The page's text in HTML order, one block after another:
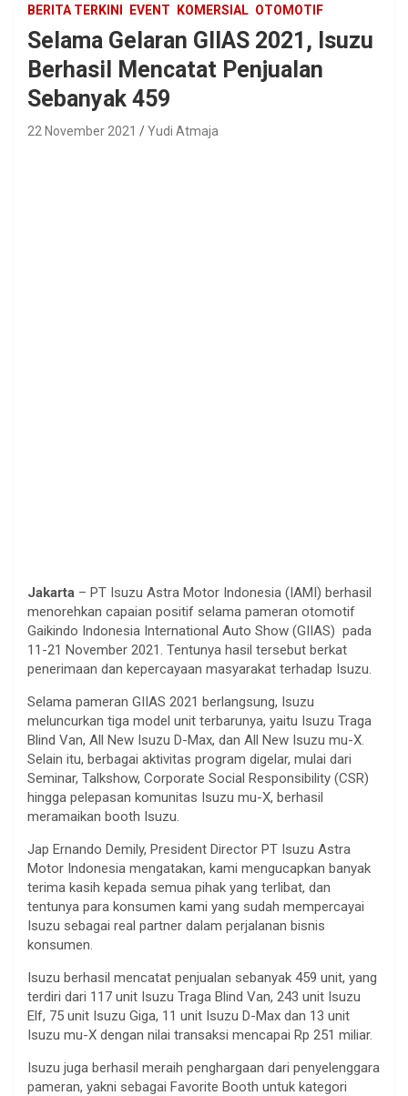
BERITA TERKINI EVENT KOMERSIAL OTOMOTIF
Selama Gelaran GIIAS 2021, Isuzu
Berhasil Mencatat Penjualan
Sebanyak 459
22 November 2021 Yudi Atmaja
Jakarta – PT Isuzu Astra Motor Indonesia (IAMI) berhasil
menorehkan capaian positif selama pameran otomotif
Gaikindo Indonesia International Auto Show (GIIAS) pada
11-21 November 2021. Tentunya hasil tersebut berkat
penerimaan dan kepercayaan masyarakat terhadap Isuzu.
Selama pameran GIIAS 2021 berlangsung, Isuzu
meluncurkan tiga model unit terbarunya, yaitu Isuzu Traga
Blind Van, All New Isuzu D-Max, dan All New Isuzu mu-X.
Selain itu, berbagai aktivitas program digelar, mulai dari
Seminar, Talkshow, Corporate Social Responsibility (CSR)
hingga pelepasan komunitas Isuzu mu-X, berhasil
meramaikan booth Isuzu.
Jap Ernando Demily, President Director PT Isuzu Astra
Motor Indonesia mengatakan, kami mengucapkan banyak
terima kasih kepada semua pihak yang terlibat, dan
tentunya para konsumen kami yang sudah mempercayai
Isuzu sebagai real partner dalam perjalanan bisnis
konsumen.
Isuzu berhasil mencatat penjualan sebanyak 459 unit, yang
terdiri dari 117 unit Isuzu Traga Blind Van, 243 unit Isuzu
Elf, 75 unit Isuzu Giga, 11 unit Isuzu D-Max dan 13 unit
Isuzu mu-X dengan nilai transaksi mencapai Rp 251 miliar.
Isuzu juga berhasil meraih penghargaan dari penyelenggara
pameran, yakni sebagai Favorite Booth untuk kategori